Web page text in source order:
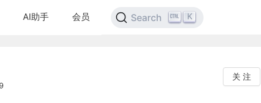
AI助手 会员 Search K
关 注